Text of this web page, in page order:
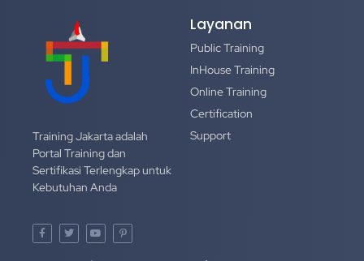
Training Jakarta adalah
Portal Training dan
Sertifikasi Terlengkap untuk
Kebutuhan Anda
Layanan
Public Training
InHouse Training
Online Training
Certification
Support